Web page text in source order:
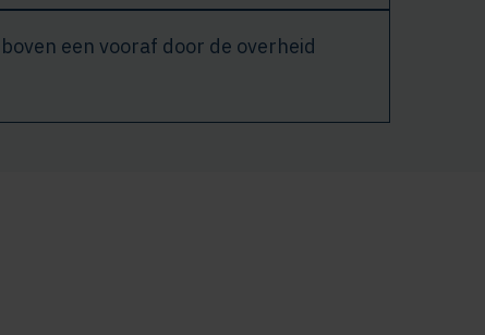
een vooraf door de overheid